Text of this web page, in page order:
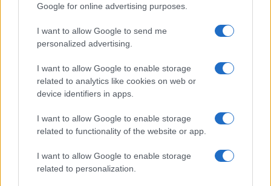
Google for online advertising purposes.
I want to allow Google to send me
personalized advertising.
I want to allow Google to enable storage
related to analytics like cookies on web or
device identifiers in apps.
I want to allow Google to enable storage
related to functionality of the website or app.
I want to allow Google to enable storage
related to personalization.
(PAXG)
Kinza Babylon Staked
(KBTC)
Steakhouse EURCV
(STEAKEURCV)
Epoch Island
(EPOCH)
$0.032